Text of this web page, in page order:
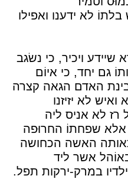
לא ידענו ואפילו
שיידע ויכיר, כי נשׂגב
גם יחד, כי איוֹם
האדם הגאה קצרה
לא יזיזנו
רז לא אניס ליה
אלא שפחתוֹ החרוּפה
האשה הכחושה
אשר ליד
במרק-ירקות תפל.